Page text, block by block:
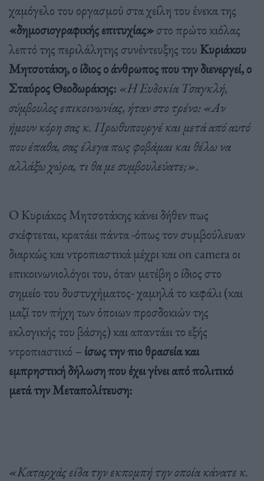
χαμόγελο του οργασμού στα χείλη του ένεκα της
«δημοσιογραφικής επιτυχίας»στο πρώτο κιόλας
λεπτό της περιλάλητης συνέντευξης του Κυριάκου
Μητσοτάκη, ο ίδιος ο άνθρωπος που την διενεργεί, ο
Σταύρος Θεοδωράκης: «Η Ευδοκία Τσαγκλή,
σύμβουλος επικοινωνίας, ήταν στο τρένο: «Αν
ήμουν κόρη σας κ. Πρωθυπουργέ και μετά από αυτό
που έπαθα, σας έλεγα πως φοβάμαι και θέλω να
αλλάξω χώρα, τι θα με συμβουλεύατε;».
Ο Κυριάκος Μητσοτάκης κάνει δήθεν πως
σκέφτεται, κρατάει πάντα -όπως τον συμβούλευαν
διαρκώς και ντροπιαστικά μέχρι και on camera οι
επικοινωνιολόγοι του, όταν μετέβη ο ίδιος στο
σημείο του δυστυχήματος- χαμηλά το κεφάλι (και
μαζί τον πήχη των όποιων προσδοκιών της
εκλογικής του βάσης) και απαντάει το εξής
ντροπιαστικό – ίσως την πιο θρασεία και
εμπρηστική δήλωση που έχει γίνει από πολιτικό
μετά την Μεταπολίτευση:
«Καταρχάς είδα την εκπομπή την οποία κάνατε κ.